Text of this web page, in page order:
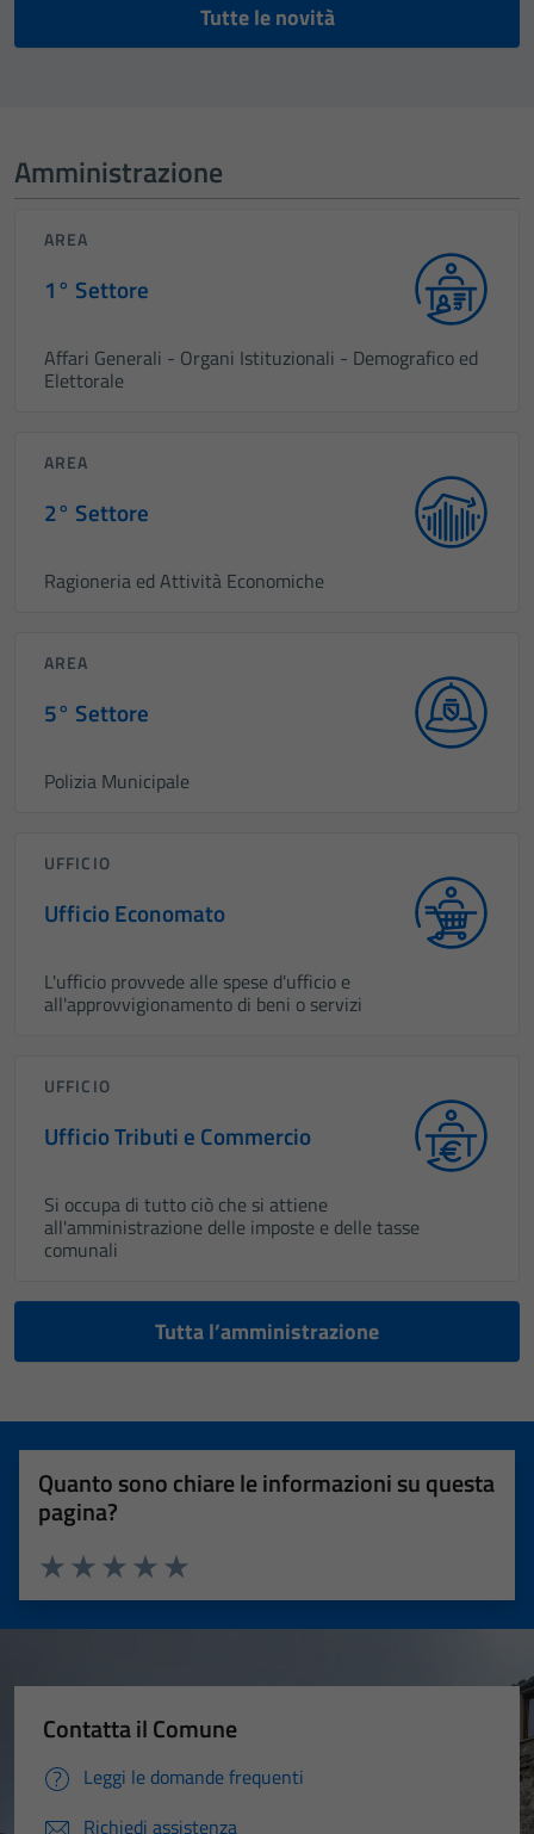
Tutte le novità
Amministrazione
AREA
1° Settore
Affari Generali - Organi Istituzionali - Demografico ed
Elettorale
AREA
2° Settore
Ragioneria ed Attività Economiche
AREA
5° Settore
Polizia Municipale
UFFICIO
Ufficio Economato
L'ufficio provvede alle spese d'ufficio e
all'approvvigionamento di beni o servizi
UFFICIO
Ufficio Tributi e Commercio
Si occupa di tutto ciò che si attiene
all'amministrazione delle imposte e delle tasse
comunali
Tutta l’amministrazione
Quanto sono chiare le informazioni su questa
pagina?
Valuta 5 stelle su 5
Valuta 4 stelle su 5
Valuta 3 stelle su 5
Valuta 2 stelle su 5
Valuta 1 stelle su 5
Contatta il Comune
Leggi le domande frequenti
Richiedi assistenza